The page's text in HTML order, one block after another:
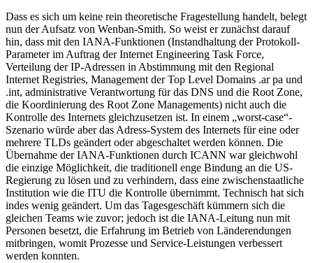
Dass es sich um keine rein theoretische Fragestellung handelt, belegt
nun der Aufsatz von Wenban-Smith. So weist er zunächst darauf
hin, dass mit den IANA-Funktionen (Instandhaltung der Protokoll-
Parameter im Auftrag der Internet Engineering Task Force,
Verteilung der IP-Adressen in Abstimmung mit den Regional
Internet Registries, Management der Top Level Domains .ar pa und
.int, administrative Verantwortung für das DNS und die Root Zone,
die Koordinierung des Root Zone Managements) nicht auch die
Kontrolle des Internets gleichzusetzen ist. In einem „worst-case“-
Szenario würde aber das Adress-System des Internets für eine oder
mehrere TLDs geändert oder abgeschaltet werden können. Die
Übernahme der IANA-Funktionen durch ICANN war gleichwohl
die einzige Möglichkeit, die traditionell enge Bindung an die US-
Regierung zu lösen und zu verhindern, dass eine zwischenstaatliche
Institution wie die ITU die Kontrolle übernimmt. Technisch hat sich
indes wenig geändert. Um das Tagesgeschäft kümmern sich die
gleichen Teams wie zuvor; jedoch ist die IANA-Leitung nun mit
Personen besetzt, die Erfahrung im Betrieb von Länderendungen
mitbringen, womit Prozesse und Service-Leistungen verbessert
werden konnten.